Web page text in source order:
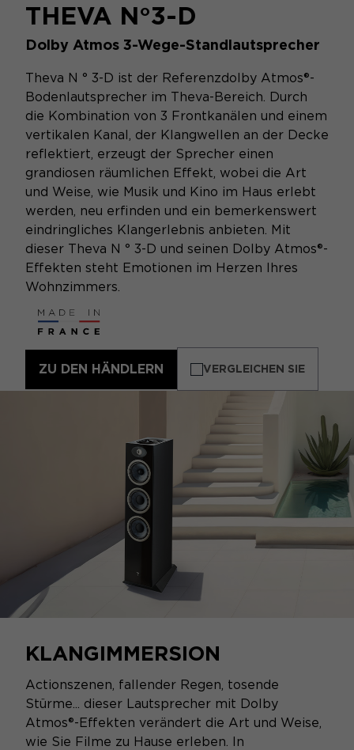
THEVA N°3-D
Dolby Atmos 3-Wege-Standlautsprecher
Theva N ° 3-D ist der Referenzdolby Atmos®-
Bodenlautsprecher im Theva-Bereich. Durch
die Kombination von 3 Frontkanälen und einem
vertikalen Kanal, der Klangwellen an der Decke
reflektiert, erzeugt der Sprecher einen
grandiosen räumlichen Effekt, wobei die Art
und Weise, wie Musik und Kino im Haus erlebt
werden, neu erfinden und ein bemerkenswert
eindringliches Klangerlebnis anbieten. Mit
dieser Theva N ° 3-D und seinen Dolby Atmos®-
Effekten steht Emotionen im Herzen Ihres
Wohnzimmers.
ZU DEN HÄNDLERN VERGLEICHEN SIE
KLANGIMMERSION
Actionszenen, fallender Regen, tosende
Stürme... dieser Lautsprecher mit Dolby
Atmos®-Effekten verändert die Art und Weise,
wie Sie Filme zu Hause erleben. In